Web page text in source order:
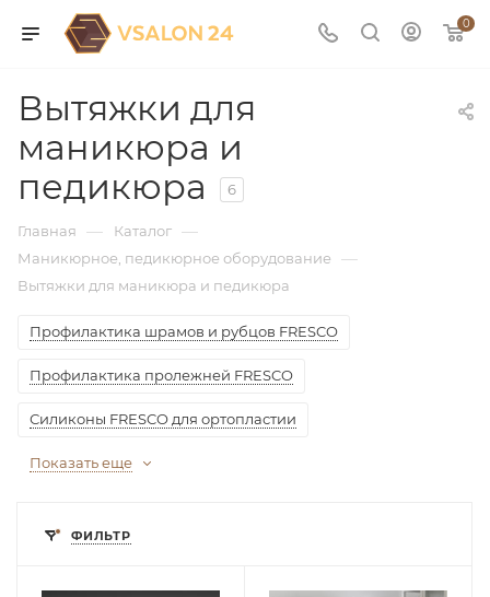
0
Вытяжки для
маникюра и
педикюра
6
Главная — Каталог —
Маникюрное, педикюрное оборудование —
Вытяжки для маникюра и педикюра
Профилактика шрамов и рубцов FRESCO
Профилактика пролежней FRESCO
Силиконы FRESCO для ортопластии
Показать еще
ФИЛЬТР